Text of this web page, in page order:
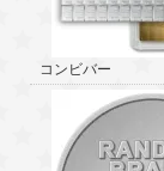
コンビバー